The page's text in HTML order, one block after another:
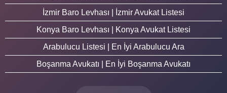
İzmir Baro Levhası | İzmir Avukat Listesi
Konya Baro Levhası | Konya Avukat Listesi
Arabulucu Listesi | En İyi Arabulucu Ara
Boşanma Avukatı | En İyi Boşanma Avukatı